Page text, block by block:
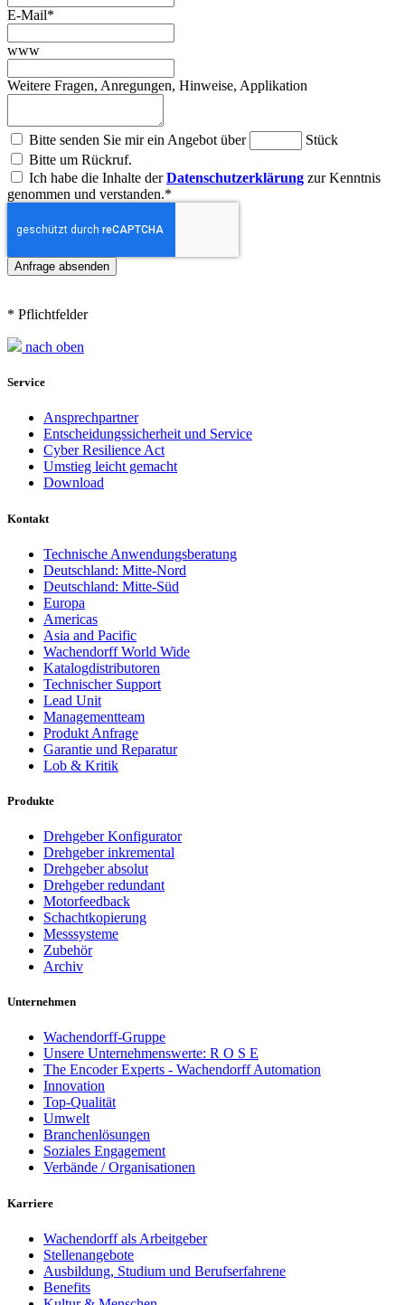
E-Mail*
www
Weitere Fragen, Anregungen, Hinweise, Applikation
Bitte senden Sie mir ein Angebot über
Stück
Bitte um Rückruf.
Ich habe die Inhalte derDatenschutzerklärung zur Kenntnis
genommen und verstanden.*
* Pflichtfelder
nach oben
Service
Ansprechpartner
Entscheidungssicherheit und Service
Cyber Resilience Act
Umstieg leicht gemacht
Download
Kontakt
Technische Anwendungsberatung
Deutschland: Mitte-Nord
Deutschland: Mitte-Süd
Europa
Americas
Asia and Pacific
Wachendorff World Wide
Katalogdistributoren
Technischer Support
Lead Unit
Managementteam
Produkt Anfrage
Garantie und Reparatur
Lob & Kritik
Produkte
Drehgeber Konfigurator
Drehgeber inkremental
Drehgeber absolut
Drehgeber redundant
Motorfeedback
Schachtkopierung
Messsysteme
Zubehör
Archiv
Unternehmen
Wachendorff-Gruppe
Unsere Unternehmenswerte: R O S E
The Encoder Experts - Wachendorff Automation
Innovation
Top-Qualität
Umwelt
Branchenlösungen
Soziales Engagement
Verbände / Organisationen
Karriere
Wachendorff als Arbeitgeber
Stellenangebote
Ausbildung, Studium und Berufserfahrene
Benefits